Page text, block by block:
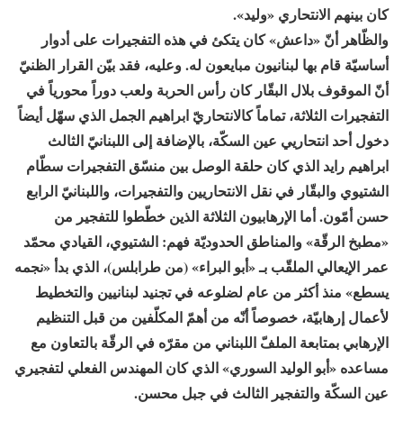
كان بينهم الانتحاري «وليد».
والظّاهر أنّ «داعش» كان يتكئ في هذه التفجيرات على أدوار
أساسيّة قام بها لبنانيون مبايعون له. وعليه، فقد بيّن القرار الظنيّ
أنّ الموقوف بلال البقّار كان رأس الحربة ولعب دوراً محورياً في
التفجيرات الثلاثة، تماماً كالانتحاريّ ابراهيم الجمل الذي سهّل أيضاً
دخول أحد انتحاريي عين السكّة، بالإضافة إلى اللبنانيّ الثالث
ابراهيم رايد الذي كان حلقة الوصل بين منسّق التفجيرات سطّام
الشتيوي والبقّار في نقل الانتحاريين والتفجيرات، واللبنانيّ الرابع
حسن أمّون. أما الإرهابيون الثلاثة الذين خطّطوا للتفجير من
«مطبخ الرقّة» والمناطق الحدوديّة فهم: الشتيوي، القيادي محمّد
عمر الإيعالي الملقّب بـ «أبو البراء» (من طرابلس)، الذي بدأ «نجمه
يسطع» منذ أكثر من عام لضلوعه في تجنيد لبنانيين والتخطيط
لأعمال إرهابيّة، خصوصاً أنّه من أهمّ المكلّفين من قبل التنظيم
الإرهابي بمتابعة الملفّ اللبناني من مقرّه في الرقّة بالتعاون مع
مساعده «أبو الوليد السوري» الذي كان المهندس الفعلي لتفجيري
عين السكّة والتفجير الثالث في جبل محسن.